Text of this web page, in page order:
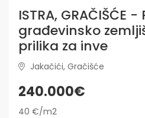
ISTRA, GRAČIŠĆE
građevinsko
prilika za inve
Jakačići, Gračišće
240.000€
40 €/m2